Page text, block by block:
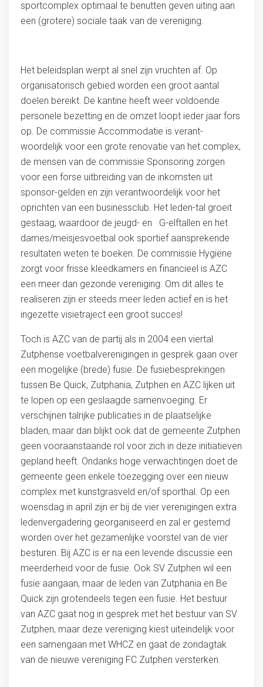
sportcomplex optimaal te benutten geven uiting aan
een (grotere) sociale taak van de vereniging.
Het beleidsplan werpt al snel zijn vruchten af. Op
organisatorisch gebied worden een groot aantal
doelen bereikt. De kantine heeft weer voldoende
personele bezetting en de omzet loopt ieder jaar fors
op. De commissie Accommodatie is verant-
woordelijk voor een grote renovatie van het complex,
de mensen van de commissie Sponsoring zorgen
voor een forse uitbreiding van de inkomsten uit
sponsor-gelden en zijn verantwoordelijk voor het
oprichten van een businessclub. Het leden-tal groeit
gestaag, waardoor de jeugd- en G-elftallen en het
dames/meisjesvoetbal ook sportief aansprekende
resultaten weten te boeken. De commissie Hygiëne
zorgt voor frisse kleedkamers en financieel is AZC
een meer dan gezonde vereniging. Om dit alles te
realiseren zijn er steeds meer leden actief en is het
ingezette visietraject een groot succes!
Toch is AZC van de partij als in 2004 een viertal
Zutphense voetbalverenigingen in gesprek gaan over
een mogelijke (brede) fusie. De fusiebesprekingen
tussen Be Quick, Zutphania, Zutphen en AZC lijken uit
te lopen op een geslaagde samenvoeging. Er
verschijnen talrijke publicaties in de plaatselijke
bladen, maar dan blijkt ook dat de gemeente Zutphen
geen vooraanstaande rol voor zich in deze initiatieven
gepland heeft. Ondanks hoge verwachtingen doet de
gemeente geen enkele toezegging over een nieuw
complex met kunstgrasveld en/of sporthal. Op een
woensdag in april zijn er bij de vier verenigingen extra
ledenvergadering georganiseerd en zal er gestemd
worden over het gezamenlijke voorstel van de vier
besturen. Bij AZC is er na een levende discussie een
meerderheid voor de fusie. Ook SV Zutphen wil een
fusie aangaan, maar de leden van Zutphania en Be
Quick zijn grotendeels tegen een fusie. Het bestuur
van AZC gaat nog in gesprek met het bestuur van SV
Zutphen, maar deze vereniging kiest uiteindelijk voor
een samengaan met WHCZ en gaat de zondagtak
van de nieuwe vereniging FC Zutphen versterken.